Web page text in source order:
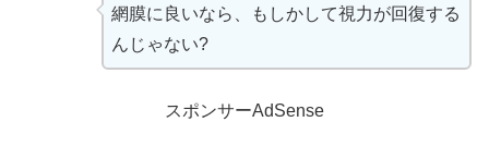
網膜に良いなら、もしかして視力が回復する
んじゃない?
スポンサーAdSense